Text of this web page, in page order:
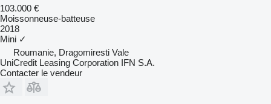
103.000 €
Moissonneuse-batteuse
2018
Mini ✓
Roumanie, Dragomiresti Vale
UniCredit Leasing Corporation IFN S.A.
Contacter le vendeur